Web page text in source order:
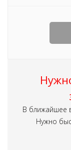
В ближайшее
Нужно